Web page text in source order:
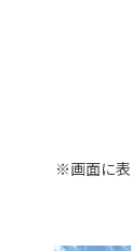
※画面に表